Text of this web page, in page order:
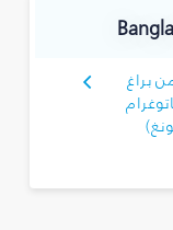
براغ